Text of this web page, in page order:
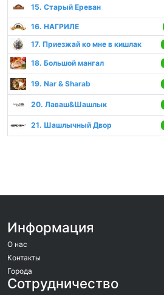
15. Старый Ереван
16. НАГРИЛЕ
17. Приезжай ко мне в кишлак
18. Большой мангал
19. Nar & Sharab
20. Лаваш&Шашлык
21. Шашлычный Двор
Информация
О нас
Контакты
Города
Сотрудничество